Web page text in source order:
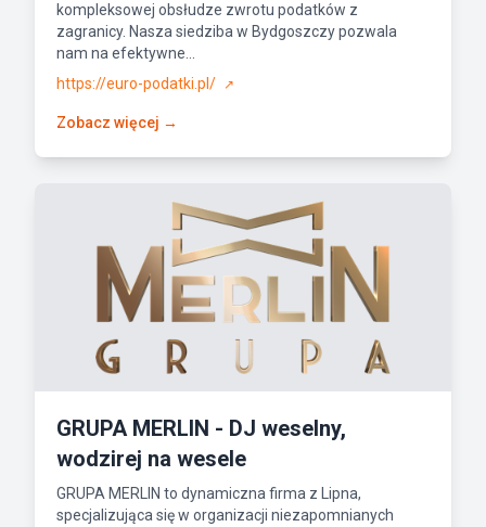
kompleksowej obsłudze zwrotu podatków z
zagranicy. Nasza siedziba w Bydgoszczy pozwala
nam na efektywne...
https://euro-podatki.pl/
↗
Zobacz więcej →
GRUPA MERLIN - DJ weselny,
wodzirej na wesele
GRUPA MERLIN to dynamiczna firma z Lipna,
specjalizująca się w organizacji niezapomnianych